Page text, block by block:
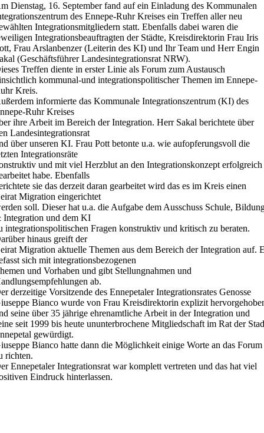
Dienstag, 16. September fand auf ein Einladung des Kommunalen
des Ennepe-Ruhr Kreises ein Treffen aller neu
Integrationsmitgliedern statt. Ebenfalls dabei waren die
Integrationsbeauftragten der Städte, Kreisdirektorin Frau Iris
Frau Arslanbenzer (Leiterin des KI) und Ihr Team und Herr Engin
(Geschäftsführer Landesintegrationsrat NRW).
Treffen diente in erster Linie als Forum zum Austausch
kommunal-und integrationspolitischer Themen im Ennepe-
Kreis.
informierte das Kommunale Integrationszentrum (KI) des
Ruhr Kreises
ihre Arbeit im Bereich der Integration. Herr Sakal berichtete über
Landesintegrationsrat
über unseren KI. Frau Pott betonte u.a. wie aufopferungsvoll die
Integrationsräte
und mit viel Herzblut an den Integrationskonzept erfolgreich
habe. Ebenfalls
sie das derzeit daran gearbeitet wird das es im Kreis einen
Migration eingerichtet
soll. Dieser hat u.a. die Aufgabe dem Ausschuss Schule,
Integration und dem KI
integrationspolitischen Fragen konstruktiv und kritisch zu beraten.
hinaus greift der
Migration aktuelle Themen aus dem Bereich der Integration auf.
sich mit integrationsbezogenen
und Vorhaben und gibt Stellungnahmen und
ab.
derzeitige Vorsitzende des Ennepetaler Integrationsrates Genosse
Bianco wurde von Frau Kreisdirektorin explizit
seine über 35 jährige ehrenamtliche Arbeit in der Integration und
seit 1999 bis heute ununterbrochene Mitgliedschaft im Rat der
gewürdigt.
Bianco hatte dann die Möglichkeit einige Worte an das Forum
richten.
Ennepetaler Integrationsrat war komplett vertreten und das hat viel
Eindruck hinterlassen.